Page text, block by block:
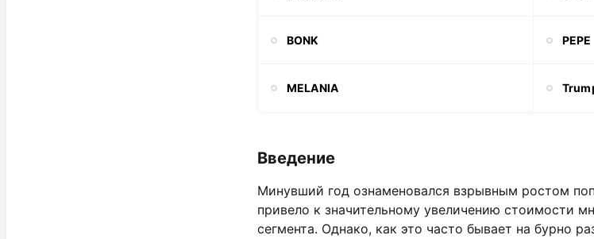
BONK PEPE
MELANIA
Введение
Минувший год ознаменовался взрывным ростом
привело к значительному увеличению стоимости
сегмента. Однако, как это часто бывает на бурно